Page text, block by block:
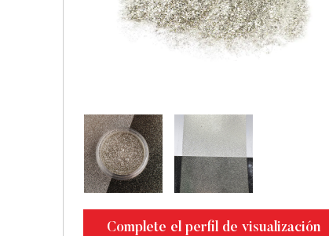
Complete el perfil de visualización